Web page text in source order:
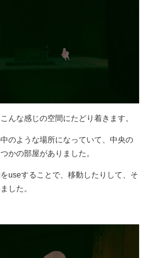
んな感じの空間にたどり着きます。
のような場所になっていて、中央の
かの部屋がありました。
useすることで、移動したりして、そ
した。